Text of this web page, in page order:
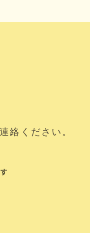
絡ください。